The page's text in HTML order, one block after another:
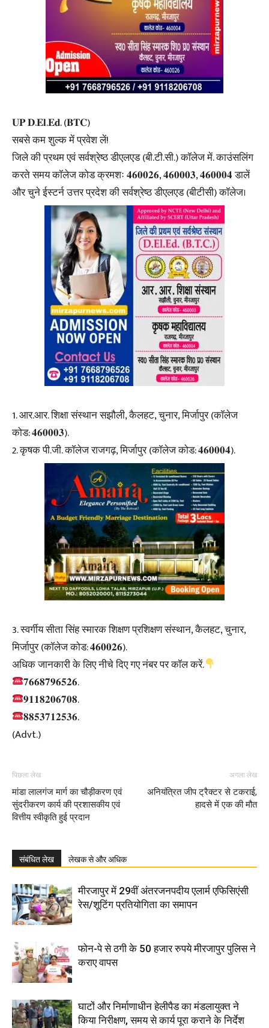
𝐔𝐏 𝐃.𝐄𝐥.𝐄𝐝. (𝐁𝐓𝐂)
सबसे कम शुल्क में प्रवेश लें!
जिले की प्रथम एवं सर्वश्रेष्ठ डीएलएड (बी.टी.सी.) कॉलेज में. काउंसलिंग
करते समय कॉलेज कोड क्रमशः 𝟒𝟔𝟎𝟎𝟐𝟔, 𝟒𝟔𝟎𝟎𝟎𝟑, 𝟒𝟔𝟎𝟎𝟎𝟒 डालें
और चुने ईस्टर्न उत्तर प्रदेश की सर्वश्रेष्ठ डीएलएड (बीटीसी) कॉलेज।
1. आर.आर. शिक्षा संस्थान सझौली, कैलहट, चुनार, मिर्जापुर (कॉलेज
कोड: 𝟒𝟔𝟎𝟎𝟎𝟑).
2. कृषक पी.जी. कॉलेज राजगढ़, मिर्जापुर (कॉलेज कोड: 𝟒𝟔𝟎𝟎𝟎𝟒).
3. स्वर्गीय सीता सिंह स्मारक शिक्षण प्रशिक्षण संस्थान, कैलहट, चुनार,
मिर्जापुर (कॉलेज कोड: 𝟒𝟔𝟎𝟎𝟐𝟔).
अधिक जानकारी के लिए नीचे दिए गए नंबर पर कॉल करें.
𝟕𝟔𝟔𝟖𝟕𝟗𝟔𝟓𝟐𝟔.
𝟗𝟏𝟏𝟖𝟐𝟎𝟔𝟕𝟎𝟖.
𝟖𝟖𝟓𝟑𝟕𝟏𝟐𝟓𝟑𝟔.
(Advt.)
पिछला लेख
मांडा लालगंज मार्ग का चौड़ीकरण एवं
सुंदरीकरण कार्य की प्रशासकीय एवं
वित्तीय स्वीकृति हुई प्रदान
अगला लेख
अनियंत्रित जीप ट्रैक्टर से टकराई,
हादसे में एक की मौत
संबंधित लेख लेखक से और अधिक
मीरजापुर में 29वीं अंतरजनपदीय एलार्म एफिसिएंसी
रेस/शूटिंग प्रतियोगिता का समापन
फोन-पे से ठगी के 50 हजार रुपये मीरजापुर पुलिस ने
कराए वापस
घाटों और निर्माणाधीन हेलीपैड का मंडलायुक्त ने
किया निरीक्षण, समय से कार्य पूरा कराने के निर्देश